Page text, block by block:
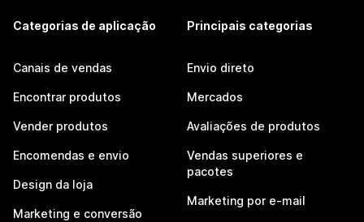
Categorias de aplicação
Canais de vendas
Encontrar produtos
Vender produtos
Encomendas e envio
Design da loja
Marketing e conversão
Principais categorias
Envio direto
Mercados
Avaliações de produtos
Vendas superiores e
pacotes
Marketing por e-mail